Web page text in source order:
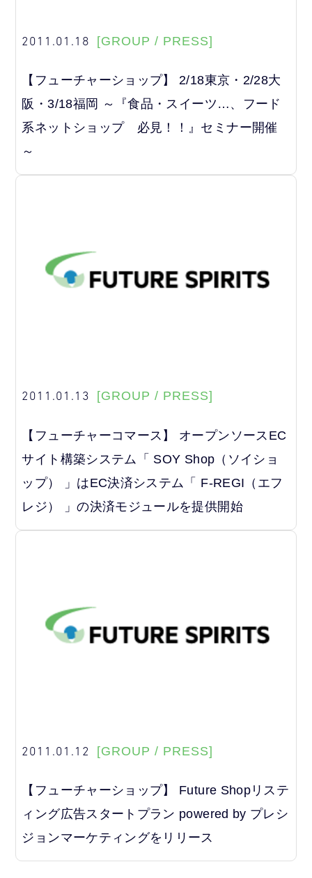
2011.01.18 [GROUP / PRESS]
【フューチャーショップ】 2/18東京・2/28大
阪・3/18福岡 ～『食品・スイーツ…、フード
系ネットショップ 必見！！』セミナー開催
～
2011.01.13 [GROUP / PRESS]
【フューチャーコマース】 オープンソースEC
サイト構築システム「 SOY Shop（ソイショ
ップ） 」はEC決済システム「 F-REGI（エフ
レジ） 」の決済モジュールを提供開始
2011.01.12 [GROUP / PRESS]
【フューチャーショップ】 Future Shopリステ
ィング広告スタートプラン powered by プレシ
ジョンマーケティングをリリース